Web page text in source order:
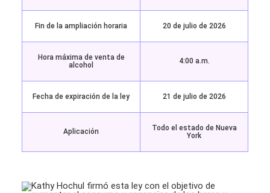
Fin de la ampliación horaria 20 de julio de 2026
Hora máxima de venta de
alcohol
4:00 a.m.
Fecha de expiración de la ley 21 de julio de 2026
Aplicación
Todo el estado de Nueva
York